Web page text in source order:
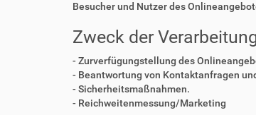
Besucher und Nutzer des
Zweck der
- Zurverfügungstellung des
- Beantwortung von Kontaktanfragen
- Sicherheitsmaßnahmen.
- Reichweitenmessung/Marketing